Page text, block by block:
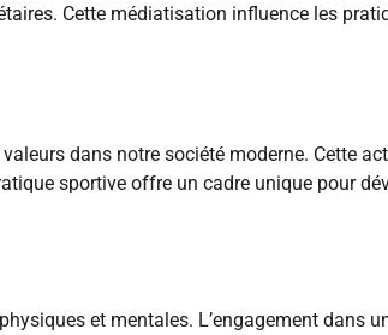
Cette médiatisation influence les
dans notre société moderne. Cette
sportive offre un cadre unique pour
et mentales. L’engagement dans